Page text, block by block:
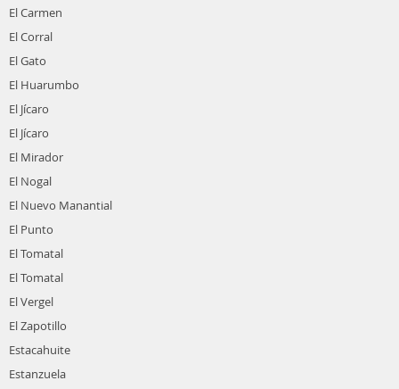
El Carmen
El Corral
El Gato
El Huarumbo
El Jícaro
El Jícaro
El Mirador
El Nogal
El Nuevo Manantial
El Punto
El Tomatal
El Tomatal
El Vergel
El Zapotillo
Estacahuite
Estanzuela